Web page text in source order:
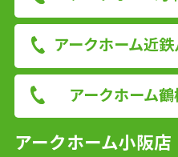
アークホーム近
アークホーム
アークホーム小阪店